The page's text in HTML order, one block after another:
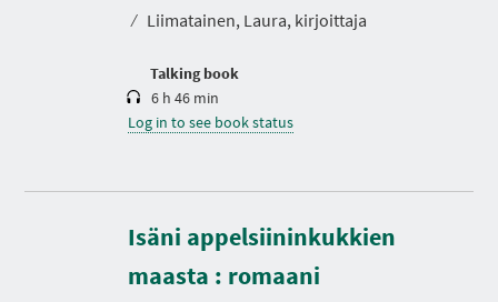
⁄ Liimatainen, Laura, kirjoittaja
Talking book
i
6 h 46 min
Log in to see book status
Isäni appelsiininkukkien
maasta : romaani
D
u
r
a